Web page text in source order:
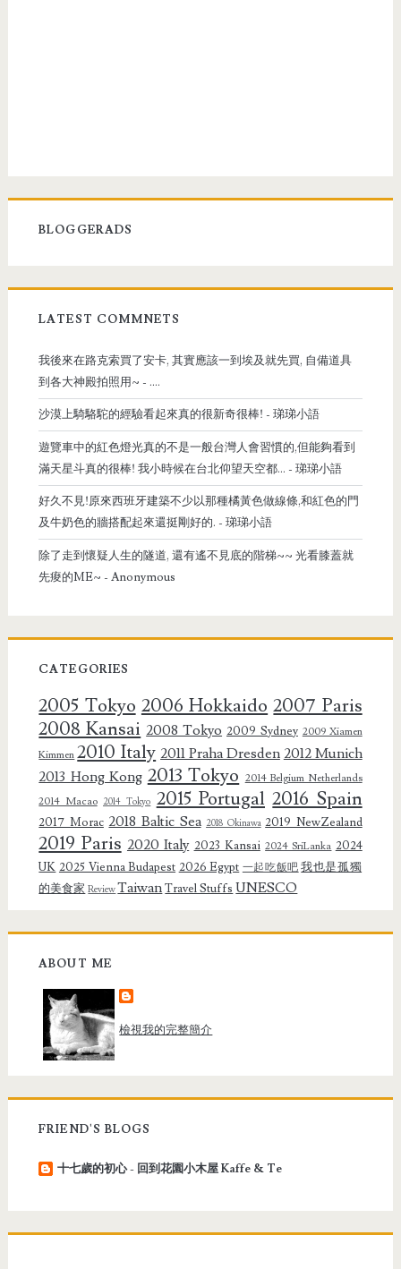
BLOGGERADS
LATEST COMMNETS
我後來在路克索買了安卡, 其實應該一到埃及就先買, 自備道具
到各大神殿拍照用~ - ....
沙漠上騎駱駝的經驗看起來真的很新奇很棒! - 珶珶小語
遊覽車中的紅色燈光真的不是一般台灣人會習慣的,但能夠看到
滿天星斗真的很棒! 我小時候在台北仰望天空都... - 珶珶小語
好久不見!原來西班牙建築不少以那種橘黃色做線條,和紅色的門
及牛奶色的牆搭配起來還挺剛好的. - 珶珶小語
除了走到懷疑人生的隧道, 還有遙不見底的階梯~~ 光看膝蓋就
先痠的ME~ - Anonymous
CATEGORIES
2005 Tokyo 2006 Hokkaido 2007 Paris
2008 Kansai 2008 Tokyo 2009 Sydney 2009 Xiamen
Kimmen 2010 Italy 2011 Praha Dresden 2012 Munich
2013 Hong Kong 2013 Tokyo 2014 Belgium Netherlands
2014 Macao 2014 Tokyo 2015 Portugal 2016 Spain
2017 Morac 2018 Baltic Sea 2018 Okinawa 2019 NewZealand
2019 Paris 2020 Italy 2023 Kansai 2024 SriLanka 2024
UK 2025 Vienna Budapest 2026 Egypt 一起吃飯吧 我也是孤獨
的美食家 ReviewTaiwan Travel Stuffs UNESCO
ABOUT ME
檢視我的完整簡介
FRIEND'S BLOGS
十七歲的初心 - 回到花園小木屋 Kaffe & Te